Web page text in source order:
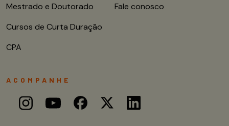
Mestrado e Doutorado
Cursos de Curta Duração
CPA
Fale conosco
ACOMPANHE